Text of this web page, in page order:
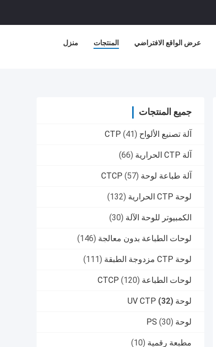
منزل المنتجات عرض الواقع الافتراضي
جميع المنتجات
آلة تصنيع الألواح CTP (41)
آلة CTP الحرارية (66)
آلة طباعة لوحة CTCP (57)
لوحة CTP الحرارية (132)
الكمبيوتر للوحة الآلة (30)
لوحات الطباعة بدون معالجة (146)
لوحة CTP مزدوجة الطبقة (111)
لوحات الطباعة CTCP (120)
لوحة UV CTP (32)
لوحة PS (30)
مطبعة رقمية (10)